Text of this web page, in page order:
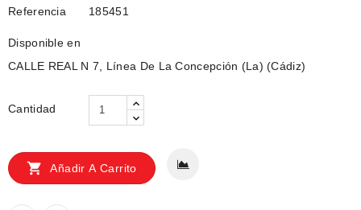
Referencia 185451
Disponible en
CALLE REAL N 7, Línea De La Concepción (La) (Cádiz)
Cantidad
 Añadir A Carrito